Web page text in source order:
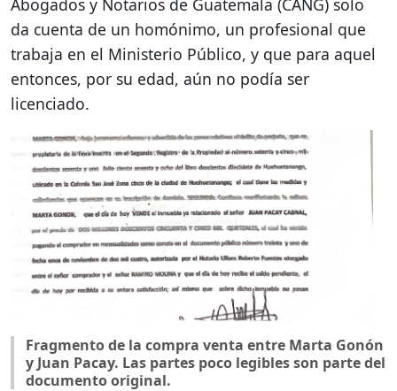
Abogados y Notarios de Guatemala (CANG) solo
da cuenta de un homónimo, un profesional que
trabaja en el Ministerio Público, y que para aquel
entonces, por su edad, aún no podía ser
licenciado.
Fragmento de la compra venta entre Marta Gonón
y Juan Pacay. Las partes poco legibles son parte del
documento original.